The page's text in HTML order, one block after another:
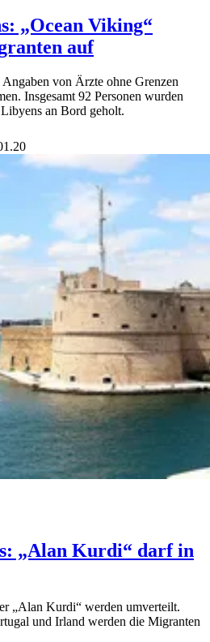
„Ocean Viking“
auf
von Ärzte ohne Grenzen
Insgesamt 92 Personen wurden
an Bord geholt.
„Alan Kurdi“ darf in
„Alan Kurdi“ werden umverteilt.
und Irland werden die Migranten